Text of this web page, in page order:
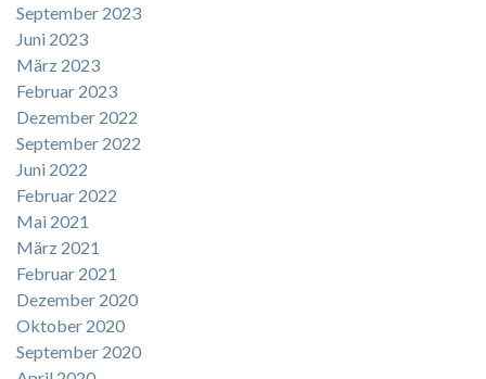
September 2023
Juni 2023
März 2023
Februar 2023
Dezember 2022
September 2022
Juni 2022
Februar 2022
Mai 2021
März 2021
Februar 2021
Dezember 2020
Oktober 2020
September 2020